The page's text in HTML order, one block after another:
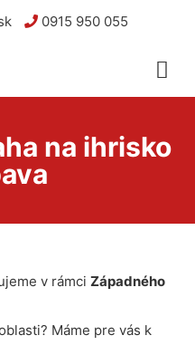
0915 950 055
na ihrisko
v rámci Západného
Máme pre vás k